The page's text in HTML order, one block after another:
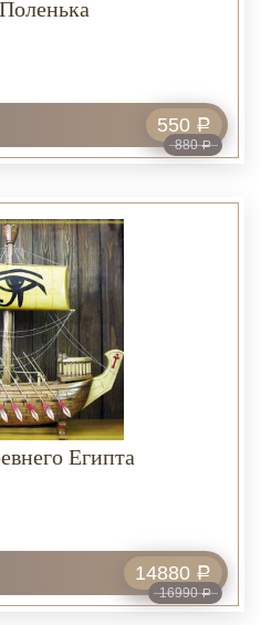
880Р
550 Р
Египта
16990Р
14880 Р